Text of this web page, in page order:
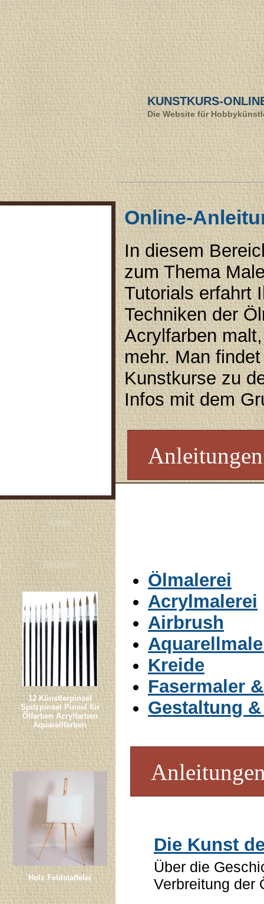
KUNSTKURS-
Die Website für
Links
Anzeigen
12 Künstlerpinsel
Spitzpinsel Pinsel für
Ölfarben Acrylfarben
Aquarellfarben
Holz Feldstaffelei
Online-
In diesem
zum Thema
Tutorials erfahrt
Techniken der
Acrylfarben
mehr. Man
Kunstkurse zu
Infos mit dem
Ölmalerei
Acrylmalerei
Airbrush
Kreide
Fasermaler
Gestaltung
Die Kunst
Über die
Verbreitung der